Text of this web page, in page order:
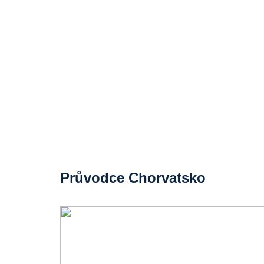
Průvodce Chorvatsko